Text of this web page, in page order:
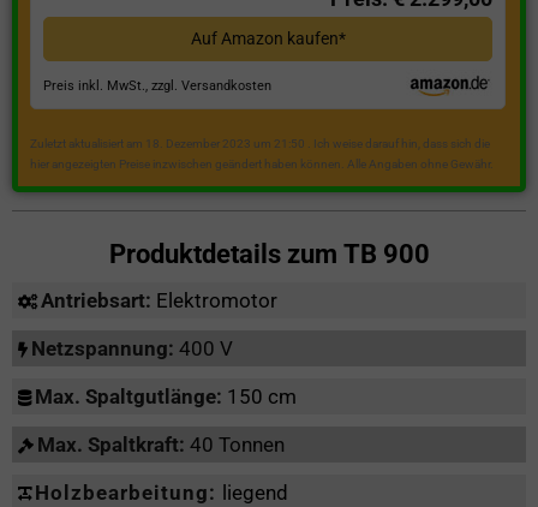
Auf Amazon kaufen*
Preis inkl. MwSt., zzgl. Versandkosten
Zuletzt aktualisiert am 18. Dezember 2023 um 21:50 . Ich weise darauf hin, dass sich die
hier angezeigten Preise inzwischen geändert haben können. Alle Angaben ohne Gewähr.
Produktdetails zum TB 900
Antriebsart: Elektromotor
Netzspannung: 400 V
Max. Spaltgutlänge: 150 cm
Max. Spaltkraft: 40 Tonnen
Holzbearbeitung: liegend